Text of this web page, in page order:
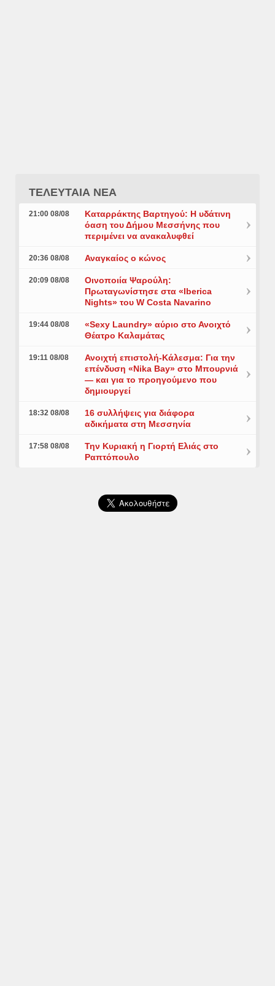
ΤΕΛΕΥΤΑΙΑ ΝΕΑ
21:00 08/08
Καταρράκτης Βαρτηγού: Η υδάτινη
όαση του Δήμου Μεσσήνης που
περιμένει να ανακαλυφθεί
20:36 08/08 Αναγκαίος ο κώνος
20:09 08/08
Οινοποιία Ψαρούλη:
Πρωταγωνίστησε στα «Iberica
Nights» του W Costa Navarino
19:44 08/08
«Sexy Laundry» αύριο στο Ανοιχτό
Θέατρο Καλαμάτας
19:11 08/08
Ανοιχτή επιστολή-Κάλεσμα: Για την
επένδυση «Nika Bay» στο Μπουρνιά
— και για το προηγούμενο που
δημιουργεί
18:32 08/08
16 συλλήψεις για διάφορα
αδικήματα στη Μεσσηνία
17:58 08/08
Την Κυριακή η Γιορτή Ελιάς στο
Ραπτόπουλο